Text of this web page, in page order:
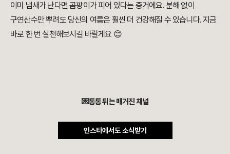
이미 냄새가 난다면 곰팡이가 피어 있다는 증거에요. 분해 없이
구연산수만 뿌려도 당신의 여름은 훨씬 더 건강해질 수 있습니다. 지금
바로 한 번 실천해보시길 바랄게요 😊
💌통통 튀는 매거진 채널
인스타에서도 소식받기